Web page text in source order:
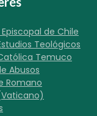
de Chile
Teológicos
Temuco
Abusos
Romano